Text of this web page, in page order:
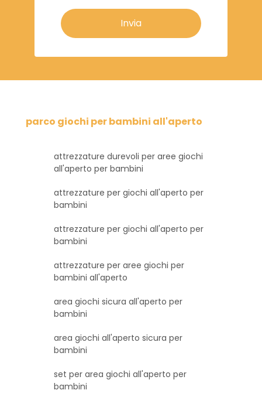
Invia
parco giochi per bambini all'aperto
attrezzature durevoli per aree giochi
all'aperto per bambini
attrezzature per giochi all'aperto per
bambini
attrezzature per giochi all'aperto per
bambini
attrezzature per aree giochi per
bambini all'aperto
area giochi sicura all'aperto per
bambini
area giochi all'aperto sicura per
bambini
set per area giochi all'aperto per
bambini